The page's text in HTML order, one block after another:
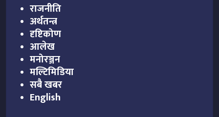
राजनीति
अर्थतन्त्र
दृष्टिकोण
आलेख
मनोरञ्जन
मल्टिमिडिया
सबै खबर
English